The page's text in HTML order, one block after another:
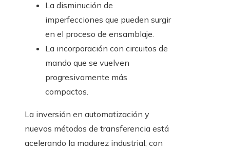
La disminución de
imperfecciones que pueden surgir
en el proceso de ensamblaje.
La incorporación con circuitos de
mando que se vuelven
progresivamente más
compactos.
La inversión en automatización y
nuevos métodos de transferencia está
acelerando la madurez industrial, con